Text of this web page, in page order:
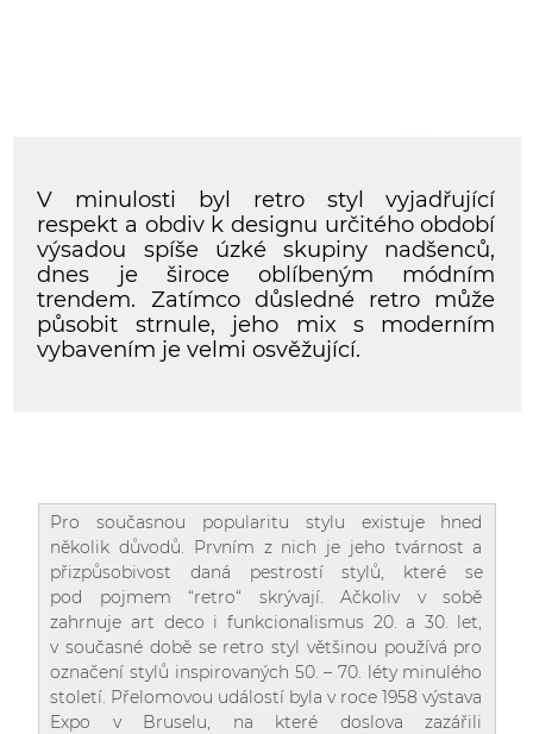
V minulosti byl retro styl vyjadřující
respekt a obdiv k designu určitého období
výsadou spíše úzké skupiny nadšenců,
dnes je široce oblíbeným módním
trendem. Zatímco důsledné retro může
působit strnule, jeho mix s moderním
vybavením je velmi osvěžující.
Pro současnou popularitu stylu existuje hned
několik důvodů. Prvním z nich je jeho tvárnost a
přizpůsobivost daná pestrostí stylů, které se
pod pojmem “retro“ skrývají. Ačkoliv v sobě
zahrnuje art deco i funkcionalismus 20. a 30. let,
v současné době se retro styl většinou používá pro
označení stylů inspirovaných 50. – 70. léty minulého
století. Přelomovou událostí byla v roce 1958 výstava
Expo v Bruselu, na které doslova zazářili